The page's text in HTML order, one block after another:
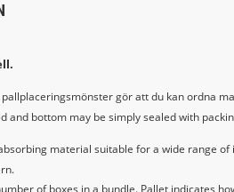
gör att du kan ordna
and bottom may be simply sealed with
material suitable for a wide range of
of boxes in a bundle. Pallet indicates